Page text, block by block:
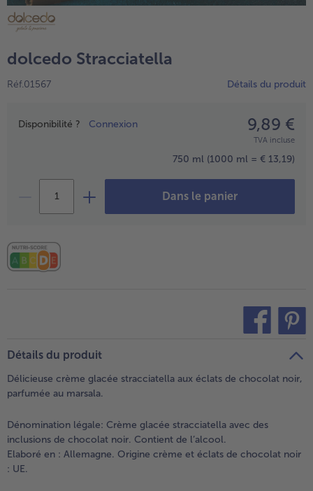
TousGâteaux & Tartes
TousHigh Protein
Friteuse à air chaud
dolcedo Stracciatella
Réf.01567 Détails du produit
Prix
Disponibilité ? Connexion 9,89 €
TVA incluse
750 ml (1000 ml = € 13,19)
Dans le panier
Détails du produit
Délicieuse crème glacée stracciatella aux éclats de chocolat noir,
parfumée au marsala.
Dénomination légale: Crème glacée stracciatella avec des
inclusions de chocolat noir. Contient de l’alcool.
Elaboré en : Allemagne. Origine crème et éclats de chocolat noir
: UE.